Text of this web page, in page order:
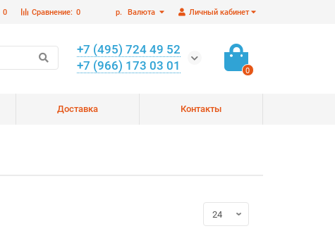
Личный кабинет
р. Валюта
Сравнение: 0
0
+7 (495) 724 49 52
+7 (966) 173 03 01
0
Доставка Контакты